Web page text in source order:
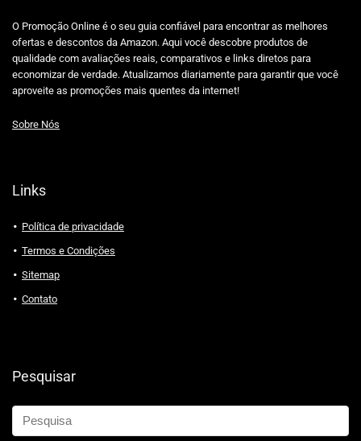
O Promoção Online é o seu guia confiável para encontrar as melhores
ofertas e descontos da Amazon. Aqui você descobre produtos de
qualidade com avaliações reais, comparativos e links diretos para
economizar de verdade. Atualizamos diariamente para garantir que você
aproveite as promoções mais quentes da internet!
Sobre Nós
Links
Política de privacidade
Termos e Condições
Sitemap
Contato
Pesquisar